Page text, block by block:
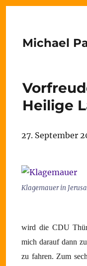
Michael
Heilige
27. September
Klagemauer in
wird die CDU
mich darauf dann
zu fahren. Zum